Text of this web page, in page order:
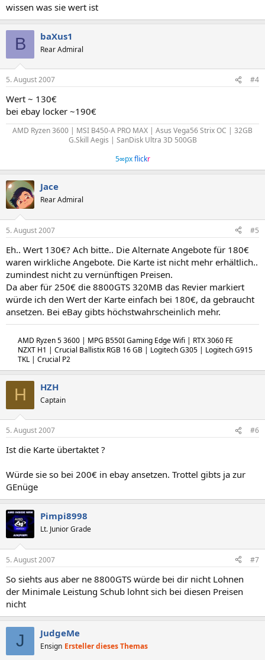
wissen was sie wert ist
B baXus1
Rear Admiral
5. August 2007 #4
Wert ~ 130€
bei ebay locker ~190€
AMD Ryzen 3600 | MSI B450-A PRO MAX | Asus Vega56 Strix OC | 32GB
G.Skill Aegis | SanDisk Ultra 3D 500GB
5∞px flickr
Jace
Rear Admiral
5. August 2007 #5
Eh.. Wert 130€? Ach bitte.. Die Alternate Angebote für 180€
waren wirkliche Angebote. Die Karte ist nicht mehr erhältlich..
zumindest nicht zu vernünftigen Preisen.
Da aber für 250€ die 8800GTS 320MB das Revier markiert
würde ich den Wert der Karte einfach bei 180€, da gebraucht
ansetzen. Bei eBay gibts höchstwahrscheinlich mehr.
AMD Ryzen 5 3600 | MPG B550I Gaming Edge Wifi | RTX 3060 FE
NZXT H1 | Crucial Ballistix RGB 16 GB | Logitech G305 | Logitech G915
TKL | Crucial P2
H HZH
Captain
5. August 2007 #6
Ist die Karte übertaktet ?
Würde sie so bei 200€ in ebay ansetzen. Trottel gibts ja zur
GEnüge
Pimpi8998
Lt. Junior Grade
5. August 2007 #7
So siehts aus aber ne 8800GTS würde bei dir nicht Lohnen
der Minimale Leistung Schub lohnt sich bei diesen Preisen
nicht
J JudgeMe
Ensign Ersteller dieses Themas